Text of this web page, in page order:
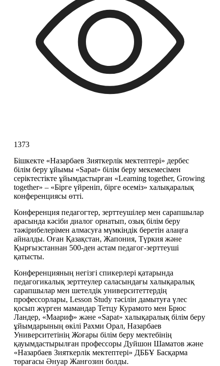
1373
Бішкекте «Назарбаев Зияткерлік мектептері» дербес
білім беру ұйымы «Sapat» білім беру мекемесімен
серіктестікте ұйымдастырған «Learning together, Growing
together» – «Бірге үйреніп, бірге өсеміз» халықаралық
конференциясы өтті.
Конференция педагогтер, зерттеушілер мен сарапшылар
арасында кәсіби диалог орнатып, озық білім беру
тәжірибелерімен алмасуға мүмкіндік беретін алаңға
айналды. Оған Қазақстан, Жапония, Түркия және
Қырғызстаннан 500-ден астам педагог-зерттеуші
қатысты.
Конференцияның негізгі спикерлері қатарында
педагогикалық зерттеулер саласындағы халықаралық
сарапшылар мен шетелдік университеттердің
профессорлары, Lesson Study тәсілін дамытуға үлес
қосып жүрген мамандар Тетцу Курамото мен Брюс
Ландер, «Маариф» және «Sapat» халықаралық білім беру
ұйымдарының өкілі Рахми Орал, Назарбаев
Университетінің Жоғары білім беру мектебінің
қауымдастырылған профессоры Дуйшон Шаматов және
«Назарбаев Зияткерлік мектептері» ДББҰ Басқарма
төрағасы Әнуар Жанғозин болды.